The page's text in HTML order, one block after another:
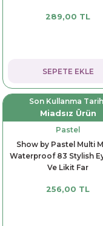
289,00 TL
SEPETE EKLE
Son Kullanma
Miadsız Ürün
Pastel
Show by Pastel Multi
Waterproof 83 Stylish
Ve Likit Far
256,00 TL